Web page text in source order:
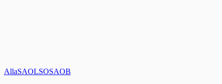
AllaSAOLSOSAOB